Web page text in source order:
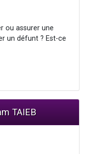
ou assurer une
un défunt ? Est-ce
TAIEB